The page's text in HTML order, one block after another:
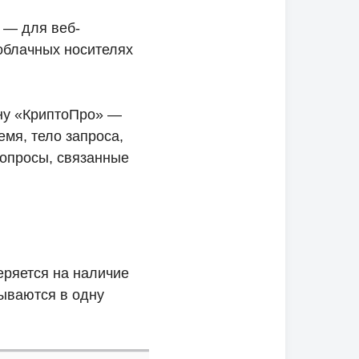
— для веб-
носителях
«КриптоПро» —
тело запроса,
связанные
на наличие
в одну